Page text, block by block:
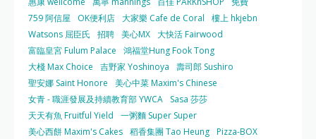
759 阿信屋
OK便利店 大家樂 Cafe de Coral
樓上 hkjebn
Watsons 屈臣氏
招聘 美心MX 大快活 Fairwood
富臨皇宮 Fulum Palace
鴻福堂Hung Fook Tong
大棧 Max Choice
吉野家 Yoshinoya
壽司郎 Sushiro
聖安娜 Saint Honore
美心中菜 Maxim's Chinese
女青 - 職涯發展及持續教育部 YWCA
Sasa 莎莎
天天有魚 Fruitful Yield
一粥麵 Super Super
美心西餅 Maxim's Cakes 稻香集團 Tao Heung Pizza-BOX